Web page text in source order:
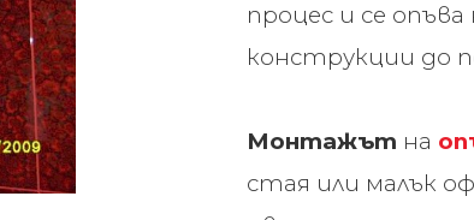
процес и се
конструкции до
Монтажът на
стая или малък